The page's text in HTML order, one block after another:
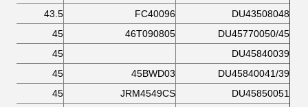
DU43508048
FC40096
43.5
DU45770050/45
46T090805
45
DU45840039
45
DU45840041/39
45BWD03
45
DU45850051
JRM4549CS
45